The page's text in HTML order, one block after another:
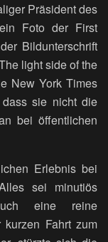
Präsident des
Foto der First
Bildunterschrift
light side of the
New York Times
sie nicht die
bei öffentlichen
Erlebnis bei
sei minutiös
eine reine
Fahrt zum